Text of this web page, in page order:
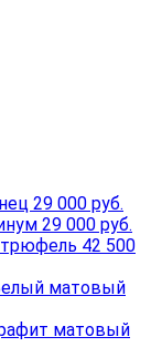
29 000 руб.
29 000 руб.
42 500
матовый
матовый